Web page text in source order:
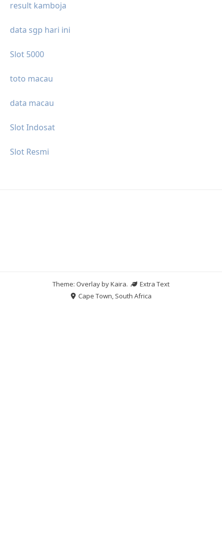
result kamboja
data sgp hari ini
Slot 5000
toto macau
data macau
Slot Indosat
Slot Resmi
Theme: Overlay byKaira.
Extra Text
Cape Town, South Africa